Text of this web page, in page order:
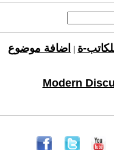
ة
اضافة موضوع
Modern